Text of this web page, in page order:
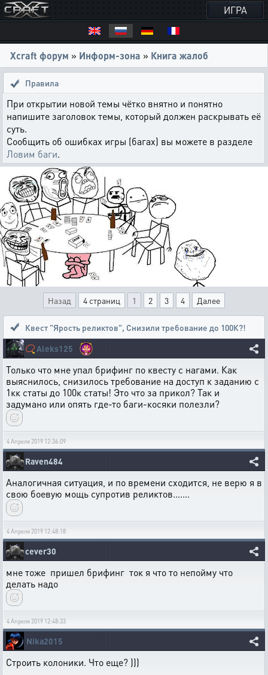
ИГРА
Xcraft форум » Информ-зона » Книга жалоб
Правила
При открытии новой темы чётко внятно и понятно
напишите заголовок темы, который должен раскрывать её
суть.
Сообщить об ошибках игры (багах) вы можете в разделе
Ловим баги.
Назад 4 страниц 1 2 3 4 Далее
Квест "Ярость реликтов", Снизили требование до 100К?!
📿Aleks125
Только что мне упал брифинг по квесту с нагами. Как
выяснилось, снизилось требование на доступ к заданию с
1кк статы до 100к статы! Это что за прикол? Так и
задумано или опять где-то баги-косяки полезли?
4 Апреля 2019 12:36:09
Raven484
Аналогичная ситуация, и по времени сходится, не верю я в
свою боевую мощь супротив реликтов.......
4 Апреля 2019 12:48:18
cever30
мне тоже пришел брифинг ток я что то непойму что
делать надо
4 Апреля 2019 12:48:33
Nika2015
Строить колоники. Что еще? )))